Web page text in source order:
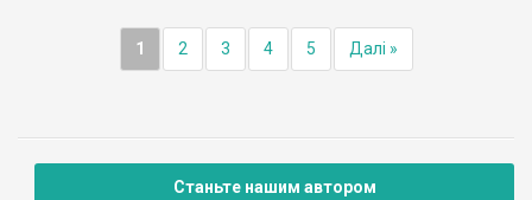
1 2 3 4 5 Далі »
Станьте нашим автором